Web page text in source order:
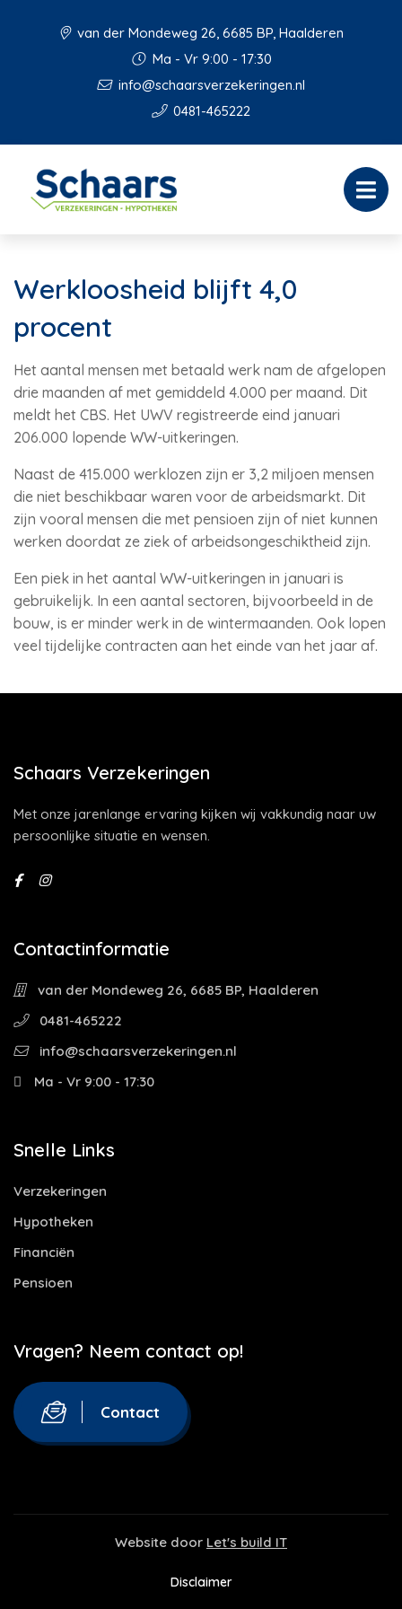
van der Mondeweg 26, 6685 BP, Haalderen
Ma - Vr 9:00 - 17:30
info@schaarsverzekeringen.nl
0481-465222
Werkloosheid blijft 4,0
procent
Het aantal mensen met betaald werk nam de afgelopen
drie maanden af met gemiddeld 4.000 per maand. Dit
meldt het CBS. Het UWV registreerde eind januari
206.000 lopende WW-uitkeringen.
Naast de 415.000 werklozen zijn er 3,2 miljoen mensen
die niet beschikbaar waren voor de arbeidsmarkt. Dit
zijn vooral mensen die met pensioen zijn of niet kunnen
werken doordat ze ziek of arbeidsongeschiktheid zijn.
Een piek in het aantal WW-uitkeringen in januari is
gebruikelijk. In een aantal sectoren, bijvoorbeeld in de
bouw, is er minder werk in de wintermaanden. Ook lopen
veel tijdelijke contracten aan het einde van het jaar af.
Schaars Verzekeringen
Met onze jarenlange ervaring kijken wij vakkundig naar uw
persoonlijke situatie en wensen.
Contactinformatie
van der Mondeweg 26, 6685 BP, Haalderen
0481-465222
info@schaarsverzekeringen.nl
Ma - Vr 9:00 - 17:30
Snelle Links
Verzekeringen
Hypotheken
Financiën
Pensioen
Vragen? Neem contact op!
Contact
Website door Let's build IT
Disclaimer